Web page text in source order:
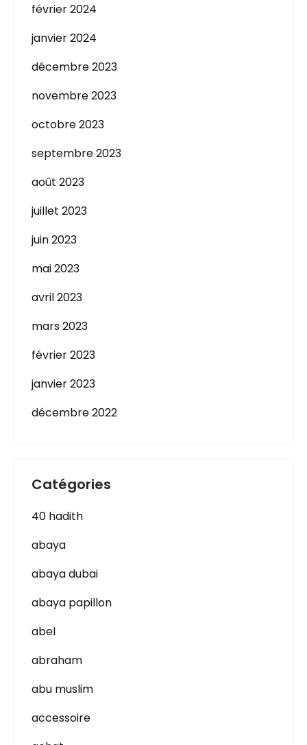
février 2024
janvier 2024
décembre 2023
novembre 2023
octobre 2023
septembre 2023
août 2023
juillet 2023
juin 2023
mai 2023
avril 2023
mars 2023
février 2023
janvier 2023
décembre 2022
Catégories
40 hadith
abaya
abaya dubai
abaya papillon
abel
abraham
abu muslim
accessoire